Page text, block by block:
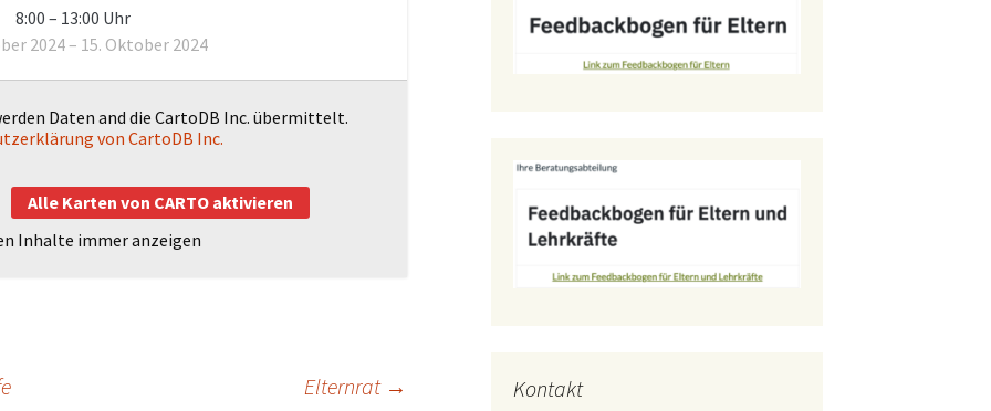
8:00 – 13:00 Uhr
2024– 15. Oktober 2024
Daten and die CartoDB Inc. übermittelt.
von CartoDB Inc.
Alle Karten von CARTO aktivieren
Inhalte immer anzeigen
Elternrat → Kontakt